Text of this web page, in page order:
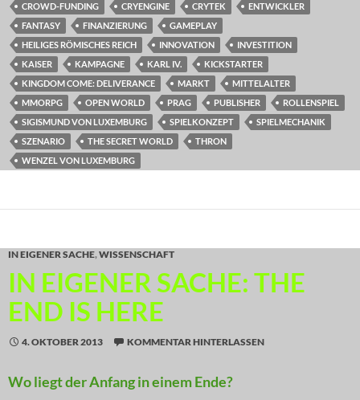
CROWD-FUNDING
CRYENGINE CRYTEK
ENTWICKLER
FANTASY
FINANZIERUNG
GAMEPLAY
HEILIGES RÖMISCHES REICH
INNOVATION
INVESTITION
KAISER
KAMPAGNE KARL IV.
KICKSTARTER
KINGDOM COME: DELIVERANCE
MARKT
MITTELALTER
MMORPG
OPEN WORLD PRAG PUBLISHER
ROLLENSPIEL
SIGISMUND VON LUXEMBURG
SPIELKONZEPT
SPIELMECHANIK
SZENARIO
THE SECRET WORLD
THRON
WENZEL VON LUXEMBURG
IN EIGENER SACHE,WISSENSCHAFT
IN EIGENER SACHE: THE
END IS HERE
4. OKTOBER 2013 KOMMENTAR HINTERLASSEN
Wo liegt der Anfang in einem Ende?